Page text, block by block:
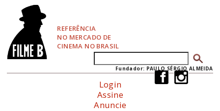
REFERÊNCIA
NO MERCADO DE
CINEMA NO BRASIL
Formulário de busca
Fundador: PAULO SÉRGIO ALMEIDA
Login
Assine
Anuncie